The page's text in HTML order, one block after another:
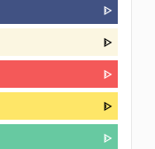
ᐈ
ᐈ
ᐈ
ᐈ
ᐈ